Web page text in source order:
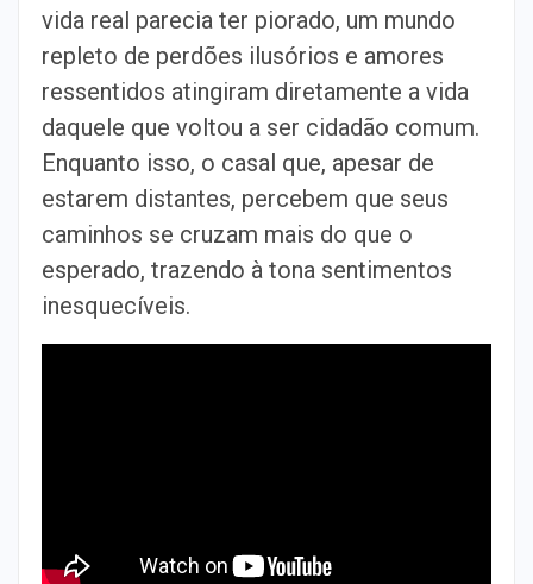
vida real parecia ter piorado, um mundo
repleto de perdões ilusórios e amores
ressentidos atingiram diretamente a vida
daquele que voltou a ser cidadão comum.
Enquanto isso, o casal que, apesar de
estarem distantes, percebem que seus
caminhos se cruzam mais do que o
esperado, trazendo à tona sentimentos
inesquecíveis.